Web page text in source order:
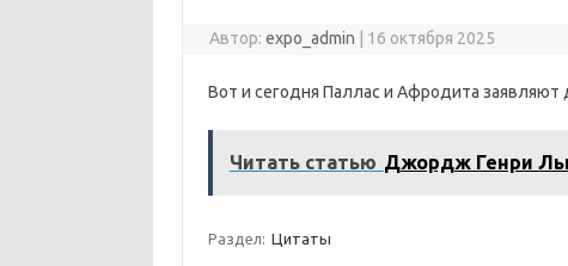
Автор:expo_admin 16 октября 2025
Вот и сегодня Паллас и Афродита заявляют
Читать статью Джордж Генри
Раздел: Цитаты